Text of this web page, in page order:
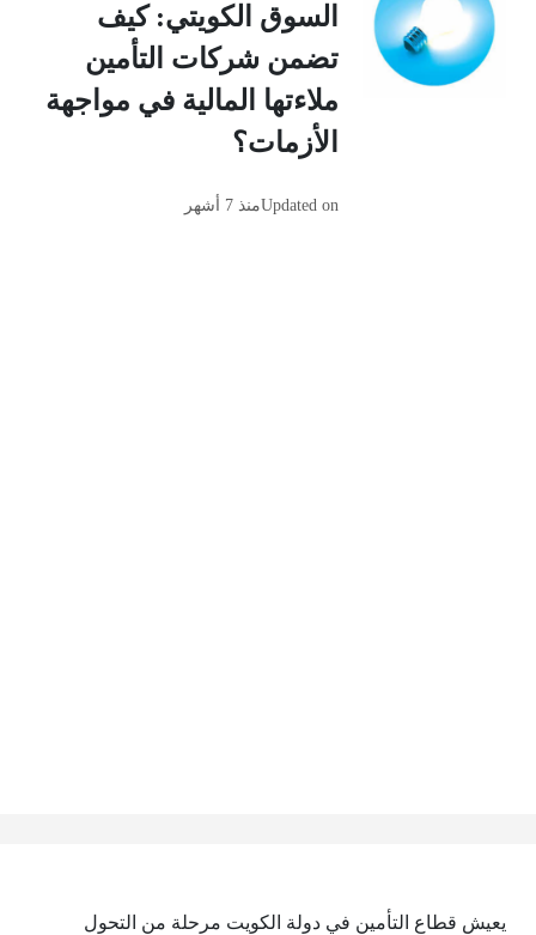
السوق الكويتي: كيف
تضمن شركات التأمين
ملاءتها المالية في مواجهة
الأزمات؟
Updated onمنذ 7 أشهر
يعيش قطاع التأمين في دولة الكويت مرحلة من التحول